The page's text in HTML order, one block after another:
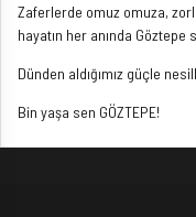
Zaferlerde omuz omuza,
hayatın her anında
Dünden aldığımız güçle
Bin yaşa sen GÖZTEPE!